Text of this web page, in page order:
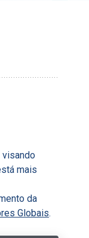
visando
mais
da
Globais.